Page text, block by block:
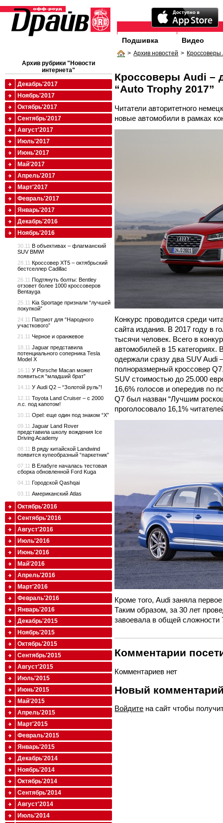
Подшивка Видео
> Архив новостей > Кроссоверы
Кроссоверы Audi –
“Auto Trophy 2017”
Читатели авторитетного
новые автомобили в рамках
Конкурс проводится среди
сайта издания. В 2017 году в
тысячи человек. Всего в
автомобилей в 15 категориях.
одержали сразу два SUV Audi
полноразмерный кроссовер
SUV стоимостью до 25.000
16,6% голосов и опередив по
Q7 был назван “Лучшим
проголосовало 16,1%
Кроме того, Audi заняла
Таким образом, за 30 лет
завоевала в общей сложности
Комментарии
Комментариев нет
Новый
Войдите на сайт чтобы
Архив рубрики "Новости
интернета"
Декабрь'2017
Ноябрь'2017
Октябрь'2017
Сентябрь'2017
Август'2017
Июль'2017
Июнь'2017
Май'2017
Апрель'2017
Март'2017
Февраль'2017
Январь'2017
Декабрь'2016
Ноябрь'2016
30.11 В объективах – флагманский
SUV BMW!
28.11 Кроссовер XT5 – октябрьский
бестселлер Cadillac
26.11 Подтянуть болты: Bentley
отзовет более 1000 кроссоверов
Bentayga
25.11 Kia Sportage признали “лучшей
покупкой”
24.11 Патриот для “Народного
участкового”
21.11 Черное и оранжевое
18.11 Jaguar представила
потенциального соперника Tesla
Model X
16.11 У Porsche Macan может
появиться “младший брат”
14.11 У Audi Q2 – “Золотой руль”!
12.11 Toyota Land Cruiser – с 2000
л.с. под капотом!
10.11 Opel: еще один под знаком “X”
09.11 Jaguar Land Rover
представила школу вождения Ice
Driving Academy
08.11 В ряду китайской Landwind
появится купеобразный “паркетник”
07.11 В Елабуге началась тестовая
сборка обновленной Ford Kuga
04.11 Городской Qashqai
03.11 Американский Atlas
Октябрь'2016
Сентябрь'2016
Август'2016
Июль'2016
Июнь'2016
Май'2016
Апрель'2016
Март'2016
Февраль'2016
Январь'2016
Декабрь'2015
Ноябрь'2015
Октябрь'2015
Сентябрь'2015
Август'2015
Июль'2015
Июнь'2015
Май'2015
Апрель'2015
Март'2015
Февраль'2015
Январь'2015
Декабрь'2014
Ноябрь'2014
Октябрь'2014
Сентябрь'2014
Август'2014
Июль'2014